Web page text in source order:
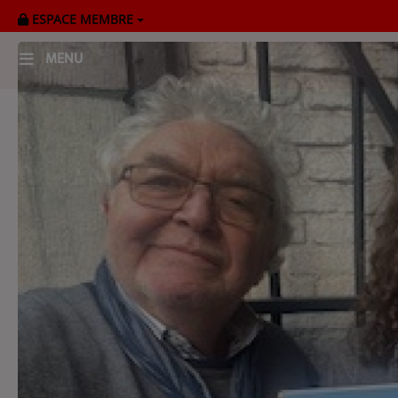
ESPACE MEMBRE
MENU
RADIOPLAYER
CK RADIO Line-up
Cultur'Ciné - Jean Meurice